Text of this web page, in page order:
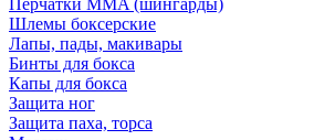
Перчатки MMA (шингарды)
Шлемы боксерские
Лапы, пады, макивары
Бинты для бокса
Капы для бокса
Защита ног
Защита паха, торса